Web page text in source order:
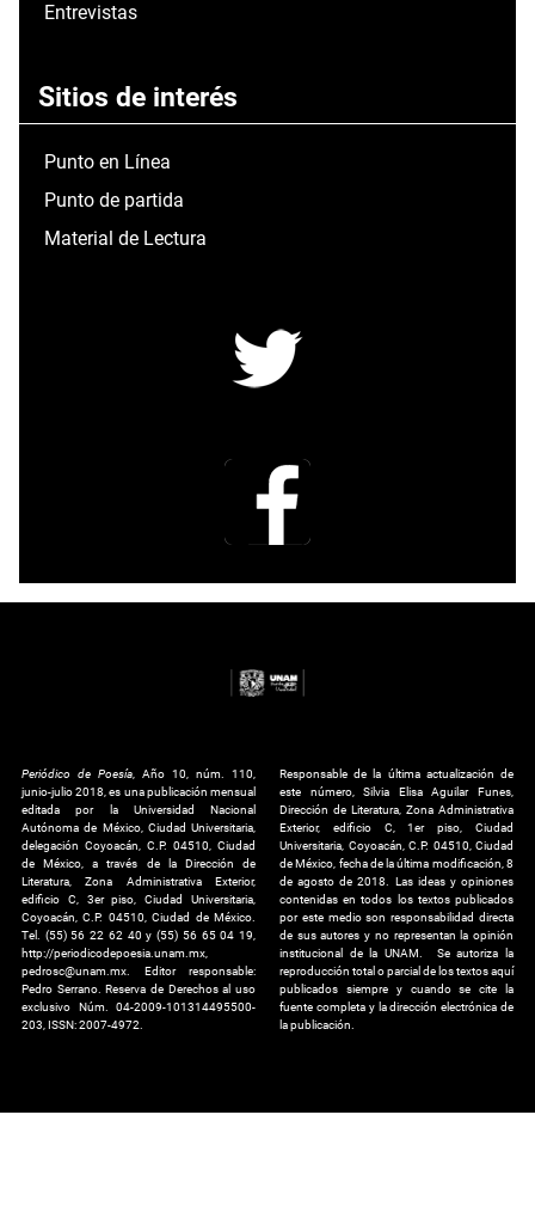
Entrevistas
Sitios de interés
Punto en Línea
Punto de partida
Material de Lectura
Periódico de Poesía , Año 10, núm. 110,
junio-julio 2018, es una publicación mensual
editada por la Universidad Nacional
Autónoma de México, Ciudad Universitaria,
delegación Coyoacán, C.P. 04510, Ciudad
de México, a través de la Dirección de
Literatura, Zona Administrativa Exterior,
edificio C, 3er piso, Ciudad Universitaria,
Coyoacán, C.P. 04510, Ciudad de México.
Tel. (55) 56 22 62 40 y (55) 56 65 04 19,
http://periodicodepoesia.unam.mx,
pedrosc@unam.mx. Editor responsable:
Pedro Serrano. Reserva de Derechos al uso
exclusivo Núm. 04-2009-101314495500-
203, ISSN: 2007-4972.
Responsable de la última actualización de
este número, Silvia Elisa Aguilar Funes,
Dirección de Literatura, Zona Administrativa
Exterior, edificio C, 1er piso, Ciudad
Universitaria, Coyoacán, C.P. 04510, Ciudad
de México, fecha de la última modificación, 8
de agosto de 2018. Las ideas y opiniones
contenidas en todos los textos publicados
por este medio son responsabilidad directa
de sus autores y no representan la opinión
institucional de la UNAM. Se autoriza la
reproducción total o parcial de los textos aquí
publicados siempre y cuando se cite la
fuente completa y la dirección electrónica de
la publicación.